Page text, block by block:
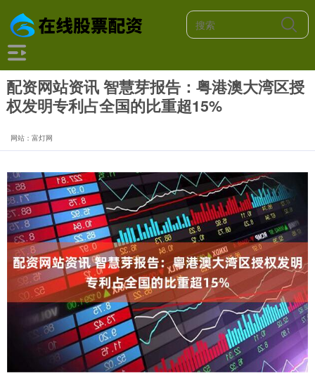
配资网站资讯 智慧芽报告：粤港澳大湾区授
权发明专利占全国的比重超15%
网站：富灯网